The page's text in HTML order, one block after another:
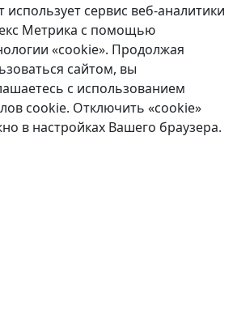
[3]
[1]
[2]
[4]
[38]
[2151]
использует сервис веб-аналитики
Метрика с помощью
«cookie». Продолжая
сайтом, вы
с использованием
cookie. Отключить «cookie»
в настройках Вашего браузера.